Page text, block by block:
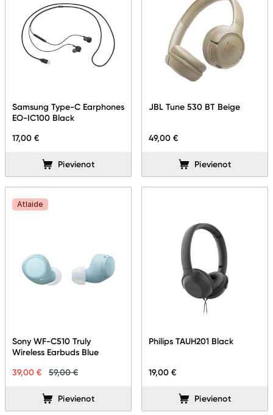
Samsung Type-C Earphones
EO-IC100 Black
17,00 €
Pievienot
JBL Tune 530 BT Beige
49,00 €
Pievienot
Atlaide
Sony WF-C510 Truly
Wireless Earbuds Blue
39,00 €
59,00 €
Pievienot
Philips TAUH201 Black
19,00 €
Pievienot